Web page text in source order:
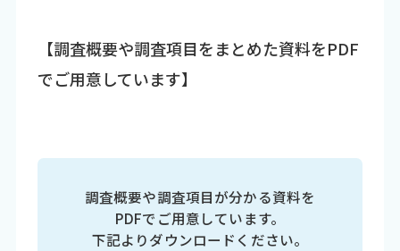
【調査概要や調査項目をまとめた資料をPDF
でご用意しています】
調査概要や調査項目が分かる資料を
PDFでご用意しています。
下記よりダウンロードください。